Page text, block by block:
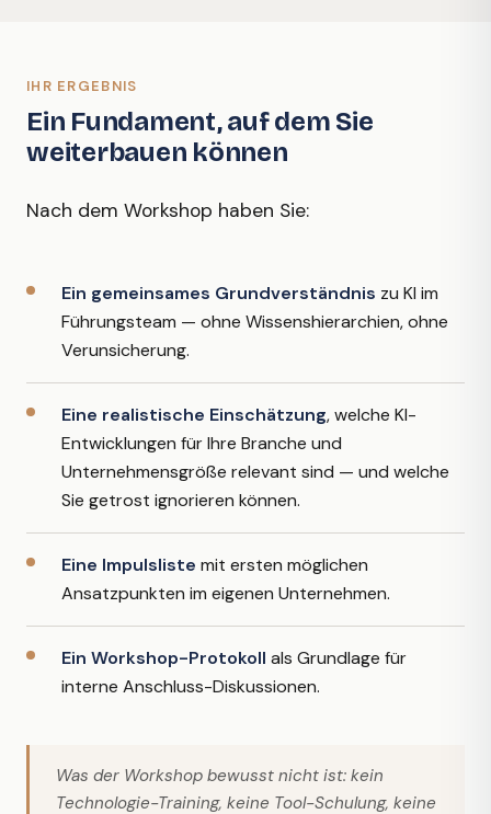
IHR ERGEBNIS
Ein Fundament, auf dem Sie
weiterbauen können
Nach dem Workshop haben Sie:
Ein gemeinsames Grundverständnis zu KI im
Führungsteam — ohne Wissenshierarchien, ohne
Verunsicherung.
Eine realistische Einschätzung, welche KI-
Entwicklungen für Ihre Branche und
Unternehmensgröße relevant sind — und welche
Sie getrost ignorieren können.
Eine Impulsliste mit ersten möglichen
Ansatzpunkten im eigenen Unternehmen.
Ein Workshop-Protokoll als Grundlage für
interne Anschluss-Diskussionen.
Was der Workshop bewusst nicht ist: kein
Technologie-Training, keine Tool-Schulung, keine